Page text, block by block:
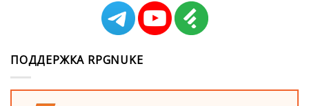
ПОДДЕРЖКА RPGNUKE